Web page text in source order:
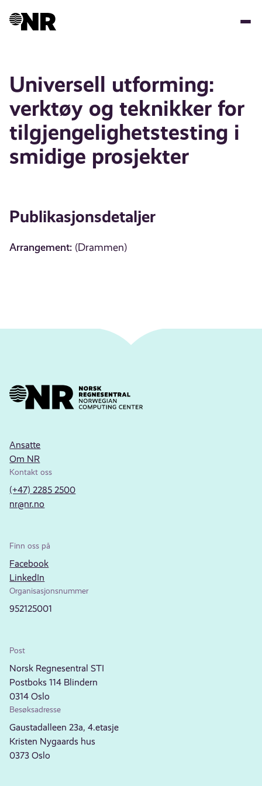
Universell utforming:
verktøy og teknikker for
tilgjengelighetstesting i
smidige prosjekter
Publikasjonsdetaljer
Arrangement: (Drammen)
Ansatte
Om NR
Kontakt oss
(+47) 2285 2500
nr@nr.no
Finn oss på
Facebook
LinkedIn
Organisasjonsnummer
952125001
Post
Norsk Regnesentral STI
Postboks 114 Blindern
0314 Oslo
Besøksadresse
Gaustadalleen 23a, 4.etasje
Kristen Nygaards hus
0373 Oslo